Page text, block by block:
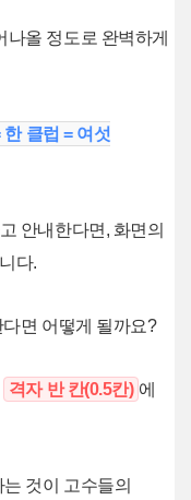
올 정도로 완벽하게
한 클럽 = 여섯
안내한다면, 화면의
다.
면 어떻게 될까요?
격자 반 칸(0.5칸) 에
것이 고수들의